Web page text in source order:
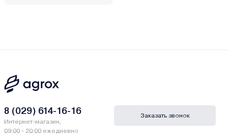
8 (029) 614-16-16
Интернет-магазин,
09:00 - 20:00 ежедневно
Заказать звонок